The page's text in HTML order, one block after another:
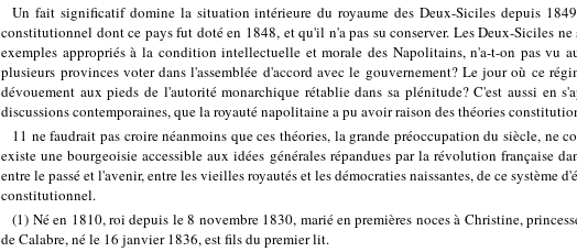
Un fait significatif domine la situation intérieure du royaume des Deux-Siciles depuis
constitutionnel dont ce pays fut doté en 1848, et qu'il n'a pas su conserver. Les Deux-Siciles
exemples appropriés à la condition intellectuelle et morale des Napolitains, n'a-t-on pas vu
plusieurs provinces voter dans l'assemblée d'accord avec le gouvernement? Le jour où ce
dévouement aux pieds de l'autorité monarchique rétablie dans sa plénitude? C'est aussi en
discussions contemporaines, que la royauté napolitaine a pu avoir raison des théories
11 ne faudrait pas croire néanmoins que ces théories, la grande préoccupation du siècle, ne
existe une bourgeoisie accessible aux idées générales répandues par la révolution française
entre le passé et l'avenir, entre les vieilles royautés et les démocraties naissantes, de ce
constitutionnel.
(1) Né en 1810, roi depuis le 8 novembre 1830, marié en premières noces à Christine,
de Calabre, né le 16 janvier 1836, est fils du premier lit.